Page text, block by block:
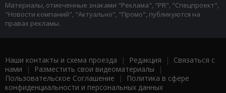
Материалы, отмеченные знаками "Реклама", "PR", "Спецпроект",
"Новости компаний", "Актуально", "Промо", публикуются на
правах рекламы.
Наши контакты и схема проезда | Редакция | Связаться с
нами | Разместить свои видеоматериалы |
Пользовательское Соглашение |
Политика в сфере
конфиденциальности и персональных данных